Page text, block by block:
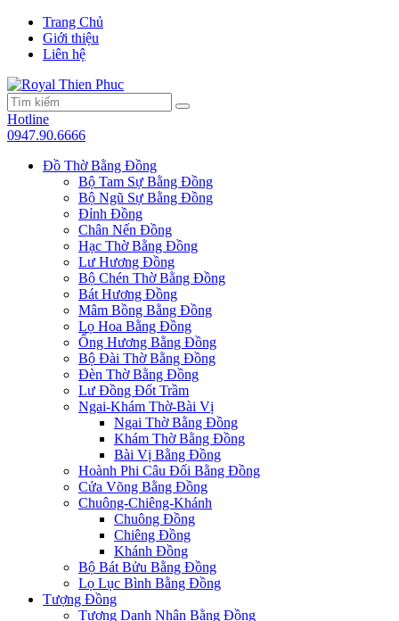
Trang Chủ
Giới thiệu
Liên hệ
Hotline
0947.90.6666
Đồ Thờ Bằng Đồng
Bộ Tam Sự Bằng Đồng
Bộ Ngũ Sự Bằng Đồng
Đỉnh Đồng
Chân Nến Đồng
Hạc Thờ Bằng Đồng
Lư Hương Đồng
Bộ Chén Thờ Bằng Đồng
Bát Hương Đồng
Mâm Bồng Bằng Đồng
Lọ Hoa Bằng Đồng
Ống Hương Bằng Đồng
Bộ Đài Thờ Bằng Đồng
Đèn Thờ Bằng Đồng
Lư Đồng Đốt Trầm
Ngai-Khám Thờ-Bài Vị
Ngai Thờ Bằng Đồng
Khám Thờ Bằng Đồng
Bài Vị Bằng Đồng
Hoành Phi Câu Đối Bằng Đồng
Cửa Võng Bằng Đồng
Chuông-Chiêng-Khánh
Chuông Đồng
Chiêng Đồng
Khánh Đồng
Bộ Bát Bửu Bằng Đồng
Lọ Lục Bình Bằng Đồng
Tượng Đồng
Tượng Danh Nhân Bằng Đồng